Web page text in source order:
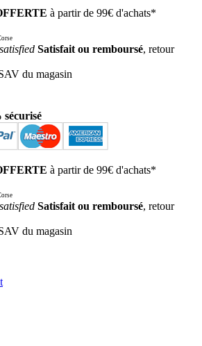
à partir de 99€ d'achats*
Satisfait ou remboursé, retour
du magasin
sécurisé
à partir de 99€ d'achats*
Satisfait ou remboursé, retour
du magasin